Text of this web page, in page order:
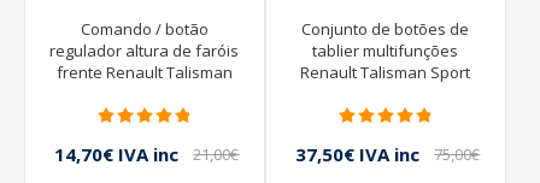
Comando / botão
regulador altura de faróis
frente Renault Talisman
2019 | 251902972R
14,70€ IVA inc
21,00€
Conjunto de botões de
tablier multifunções
Renault Talisman Sport
684955428R
37,50€ IVA inc
75,00€